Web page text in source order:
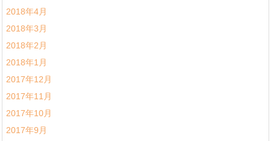
2018年4月
2018年3月
2018年2月
2018年1月
2017年12月
2017年11月
2017年10月
2017年9月